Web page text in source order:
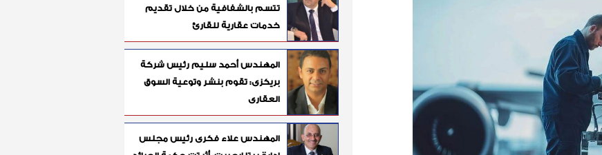
تتسم بالشفافية من خلال تقديم
خدمات عقارية للقارئ
المهندس أحمد سليم رئيس شركة
بريكزى: تقوم بنشر وتوعية السوق
العقارى
المهندس علاء فكرى رئيس مجلس